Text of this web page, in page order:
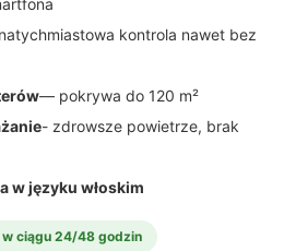
kontrola nawet bez
— pokrywa do 120 m²
- zdrowsze powietrze, brak
w języku włoskim
ciągu 24/48 godzin